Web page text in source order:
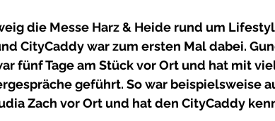
die Messe Harz & Heide rund um
CityCaddy war zum ersten Mal dabei.
fünf Tage am Stück vor Ort und hat mit
geführt. So war beispielsweise
Zach vor Ort und hat den CityCaddy